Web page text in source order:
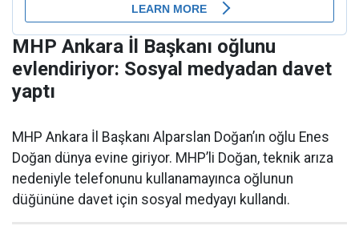
MHP Ankara İl Başkanı oğlunu
evlendiriyor: Sosyal medyadan davet
yaptı
MHP Ankara İl Başkanı Alparslan Doğan’ın oğlu Enes
Doğan dünya evine giriyor. MHP’li Doğan, teknik arıza
nedeniyle telefonunu kullanamayınca oğlunun
düğününe davet için sosyal medyayı kullandı.